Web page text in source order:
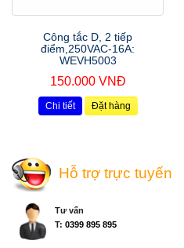
Công tắc D, 2 tiếp
điểm,250VAC-16A:
WEVH5003
150.000 VNĐ
Chi tiết Đặt hàng
Hỗ trợ trực tuyến
Tư vấn
T: 0399 895 895